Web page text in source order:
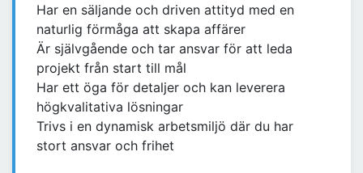
Har en säljande och driven attityd med en
naturlig förmåga att skapa affärer
Är självgående och tar ansvar för att leda
projekt från start till mål
Har ett öga för detaljer och kan leverera
högkvalitativa lösningar
Trivs i en dynamisk arbetsmiljö där du har
stort ansvar och frihet